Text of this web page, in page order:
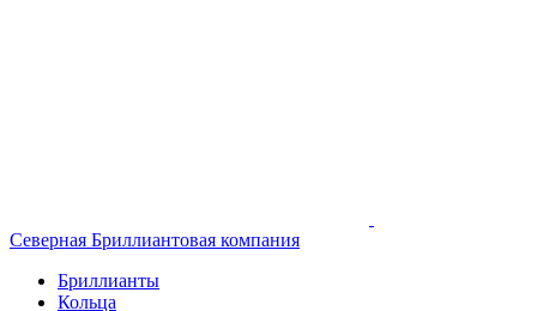
Северная Бриллиантовая компания
Бриллианты
Кольца